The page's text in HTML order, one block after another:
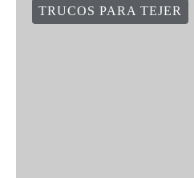
TRUCOS PARA TEJER